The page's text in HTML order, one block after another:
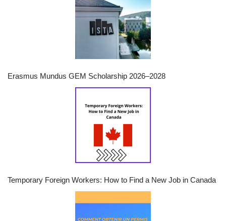
Erasmus Mundus GEM Scholarship 2026–2028
Temporary Foreign Workers: How to Find a New Job in Canada